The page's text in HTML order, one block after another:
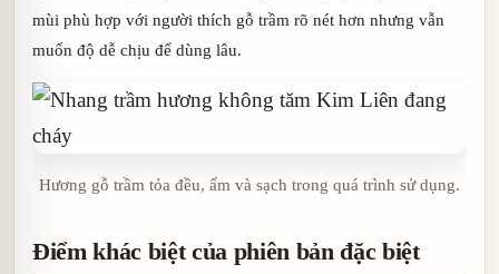
mùi phù hợp với người thích gỗ trầm rõ nét hơn nhưng vẫn
muốn độ dễ chịu để dùng lâu.
Hương gỗ trầm tỏa đều, ấm và sạch trong quá trình sử dụng.
Điểm khác biệt của phiên bản đặc biệt